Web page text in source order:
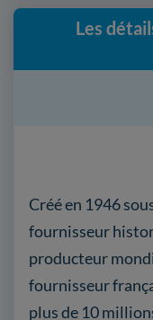
Les
Créé en 1946
fournisseur
producteur
fournisseur
plus de 10